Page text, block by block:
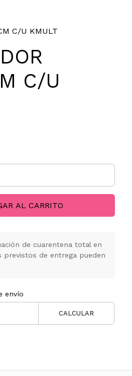
C/U KMULT
C/U
AL CARRITO
de cuarentena total en
previstos de entrega pueden
envío
CALCULAR